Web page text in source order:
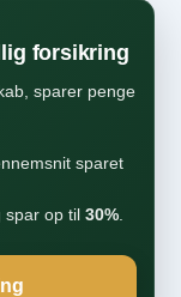
forsikring
sparer penge
sparet
spar op til 30%.